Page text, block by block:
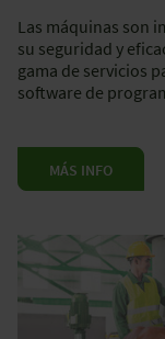
Las máquinas son
su seguridad y
gama de servicios
software de
MÁS INFO